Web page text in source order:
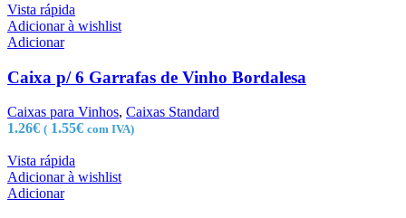
Vista rápida
Adicionar à wishlist
Adicionar
Caixa p/ 6 Garrafas de Vinho Bordalesa
Caixas para Vinhos, Caixas Standard
1.26€ ( 1.55€ com IVA)
Vista rápida
Adicionar à wishlist
Adicionar